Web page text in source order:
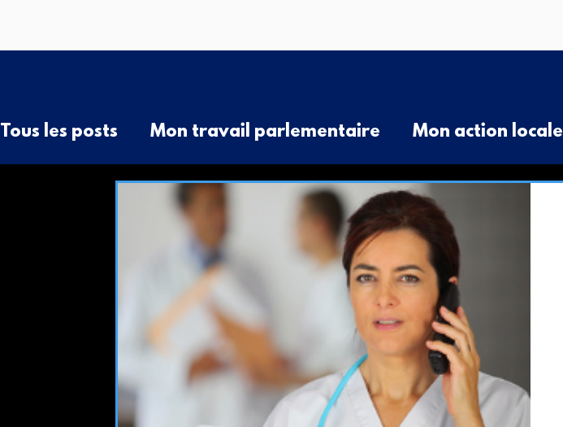
Tous les posts Mon travail parlementaire Mon action locale
QAG Communiqué de Presse
élu local élus ruraux cotisations
Discussion générale